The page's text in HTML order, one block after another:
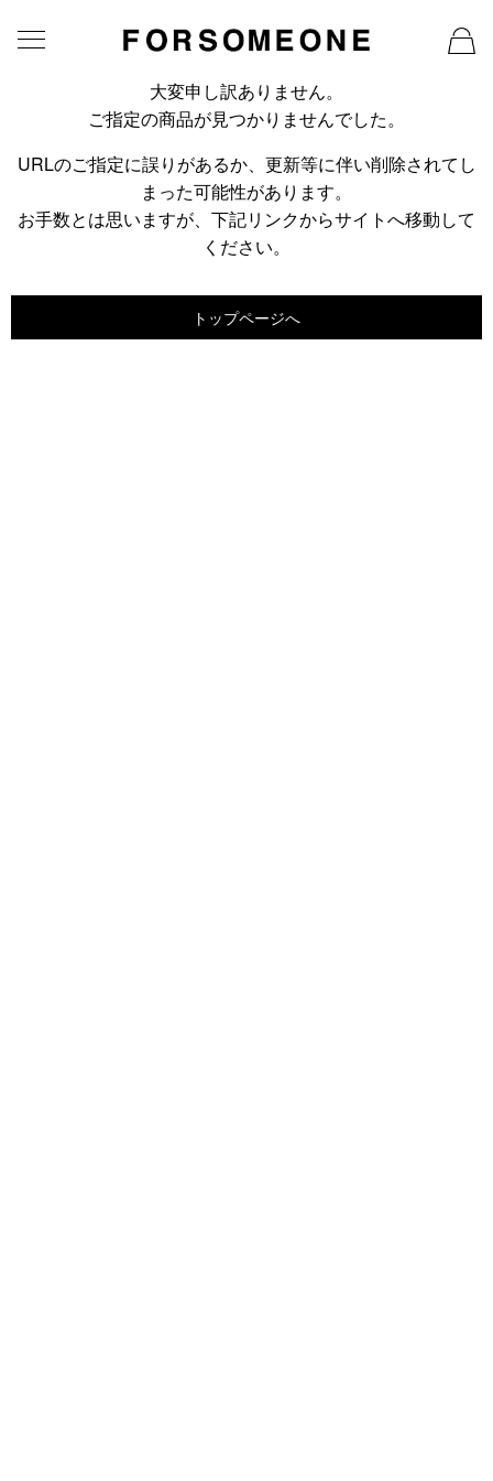
大変申し訳ありません。
ご指定の商品が見つかりませんでした。
URLのご指定に誤りがあるか、更新等に伴い削除されてし
まった可能性があります。
お手数とは思いますが、下記リンクからサイトへ移動して
ください。
トップページへ